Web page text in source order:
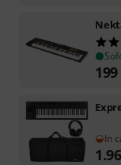
199
In